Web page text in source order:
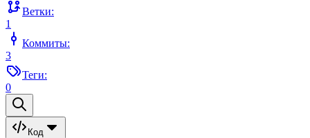
Ветки:
1
Коммиты:
3
Теги:
0
Код